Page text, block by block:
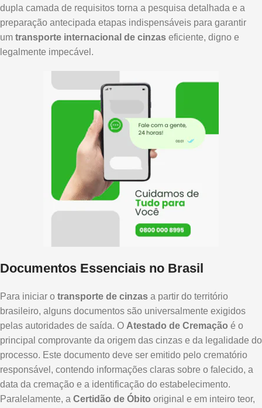
dupla camada de requisitos torna a pesquisa detalhada e a
preparação antecipada etapas indispensáveis para garantir
um transporte internacional de cinzas eficiente, digno e
legalmente impecável.
Documentos Essenciais no Brasil
Para iniciar o transporte de cinzas a partir do território
brasileiro, alguns documentos são universalmente exigidos
pelas autoridades de saída. O Atestado de Cremação é o
principal comprovante da origem das cinzas e da legalidade do
processo. Este documento deve ser emitido pelo crematório
responsável, contendo informações claras sobre o falecido, a
data da cremação e a identificação do estabelecimento.
Paralelamente, a Certidão de Óbito original e em inteiro teor,